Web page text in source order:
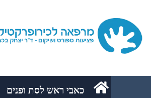
כאבי ראש לסת ופנים